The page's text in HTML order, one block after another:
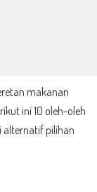
makanan
ini 10 oleh-oleh
alternatif pilihan